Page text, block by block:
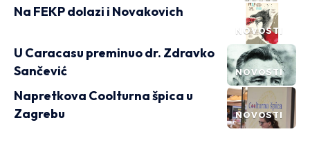
NOVOSTI
Na FEKP dolazi i Novakovich
NOVOSTI
U Caracasu preminuo dr. Zdravko
Sančević
NOVOSTI
Napretkova Coolturna špica u
Zagrebu